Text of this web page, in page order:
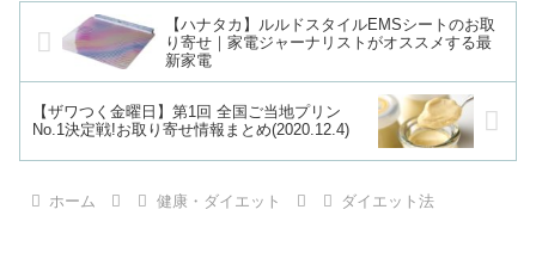
【ハナタカ】ルルドスタイルEMSシートのお取
り寄せ｜家電ジャーナリストがオススメする最
新家電
【ザワつく金曜日】第1回 全国ご当地プリン
No.1決定戦!お取り寄せ情報まとめ(2020.12.4)
ホーム 健康・ダイエット ダイエット法